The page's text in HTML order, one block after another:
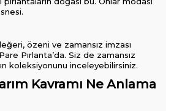
özeni ve zamansız imzası
Pırlanta’da. Siz de zamansız
koleksiyonunu inceleyebilirsiniz.
Kavramı Ne Anlama